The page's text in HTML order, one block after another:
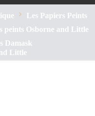
Les Papiers Peints
peints Osborne and Little
Damask
Little